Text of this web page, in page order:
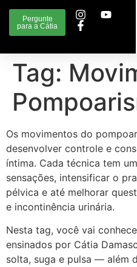
Pergunte
para a Cátia
Tag:
Os movimentos do
desenvolver controle e
íntima. Cada técnica tem
sensações, intensificar o
pélvica e até melhorar
e incontinência urinária.
Nesta tag, você vai
ensinados por Cátia
solta, suga e pulsa — além